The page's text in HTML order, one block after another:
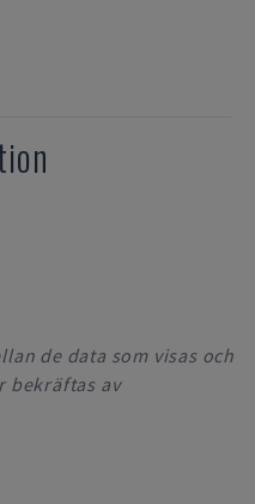
de data som visas och
bekräftas av